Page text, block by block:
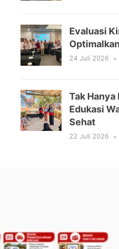
Evaluasi
24 Juli 2026
Tak
Edukasi
Sehat
22 Juli 2026